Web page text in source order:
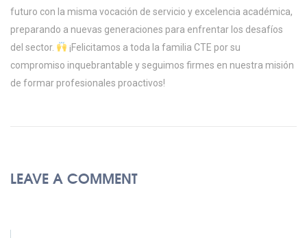
futuro con la misma vocación de servicio y excelencia académica,
preparando a nuevas generaciones para enfrentar los desafíos
del sector.
¡Felicitamos a toda la familia CTE por su
compromiso inquebrantable y seguimos firmes en nuestra misión
de formar profesionales proactivos!
LEAVE A COMMENT